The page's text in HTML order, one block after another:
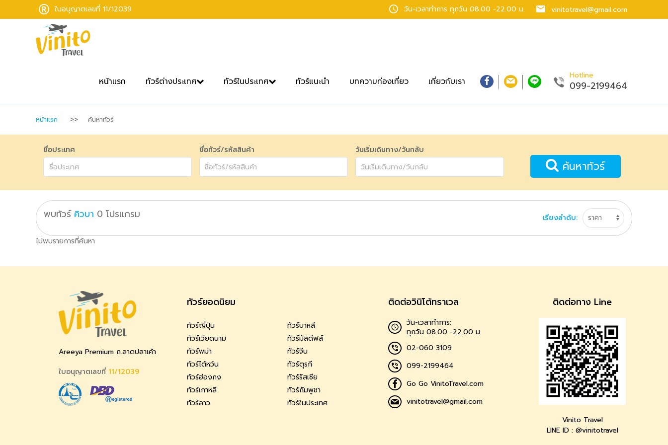
ใบอนุญาตเลขที่ 11/12039 วัน-เวลาทำการ ทุกวัน 08.00 -22.00 น. vinitotravel@gmail.com
หน้าแรก ทัวร์ต่างประเทศ ทัวร์ในประเทศ ทัวร์แนะนำ บทความท่องเที่ยว เกี่ยวกับเรา
Hotline
099-2199464
หน้าแรก ค้นหาทัวร์
ชื่อประเทศ ชื่อทัวร์/รหัสสินค้า วันเริ่มเดินทาง/วันกลับ
ค้นหาทัวร์
พบทัวร์ คิวบา 0 โปรแกรม เรียงลำดับ:
ไม่พบรายการที่ค้นหา
Areeya Premium ถ.ลาดปลาเค้า
ใบอนุญาตเลขที่ 11/12039
ทัวร์ยอดนิยม
ทัวร์ญี่ปุ่น
ทัวร์บาหลี
ทัวร์เวียดนาม
ทัวร์มัลดีฟส์
ทัวร์พม่า
ทัวร์จีน
ทัวร์ไต้หวัน
ทัวร์ตุรกี
ทัวร์ฮ่องกง
ทัวร์รัสเซีย
ทัวร์เกาหลี
ทัวร์กัมพูชา
ทัวร์ลาว
ทัวร์ในประเทศ
ติดต่อวินิโต้ทราเวล
วัน-เวลาทำการ:
ทุกวัน 08.00 -22.00 น.
02-060 3109
099-2199464
Go Go VinitoTravel.com
vinitotravel@gmail.com
ติดต่อทาง Line
Vinito Travel
LINE ID : @vinitotravel